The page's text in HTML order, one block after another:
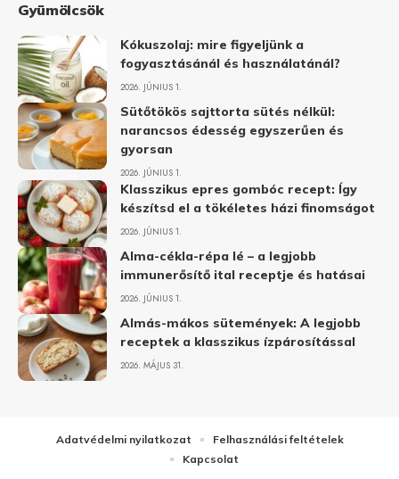
Gyümölcsök
Kókuszolaj: mire figyeljünk a
fogyasztásánál és használatánál?
2026. JÚNIUS 1.
Sütőtökös sajttorta sütés nélkül:
narancsos édesség egyszerűen és
gyorsan
2026. JÚNIUS 1.
Klasszikus epres gombóc recept: Így
készítsd el a tökéletes házi finomságot
2026. JÚNIUS 1.
Alma-cékla-répa lé – a legjobb
immunerősítő ital receptje és hatásai
2026. JÚNIUS 1.
Almás-mákos sütemények: A legjobb
receptek a klasszikus ízpárosítással
2026. MÁJUS 31.
Adatvédelmi nyilatkozat
Felhasználási feltételek
Kapcsolat